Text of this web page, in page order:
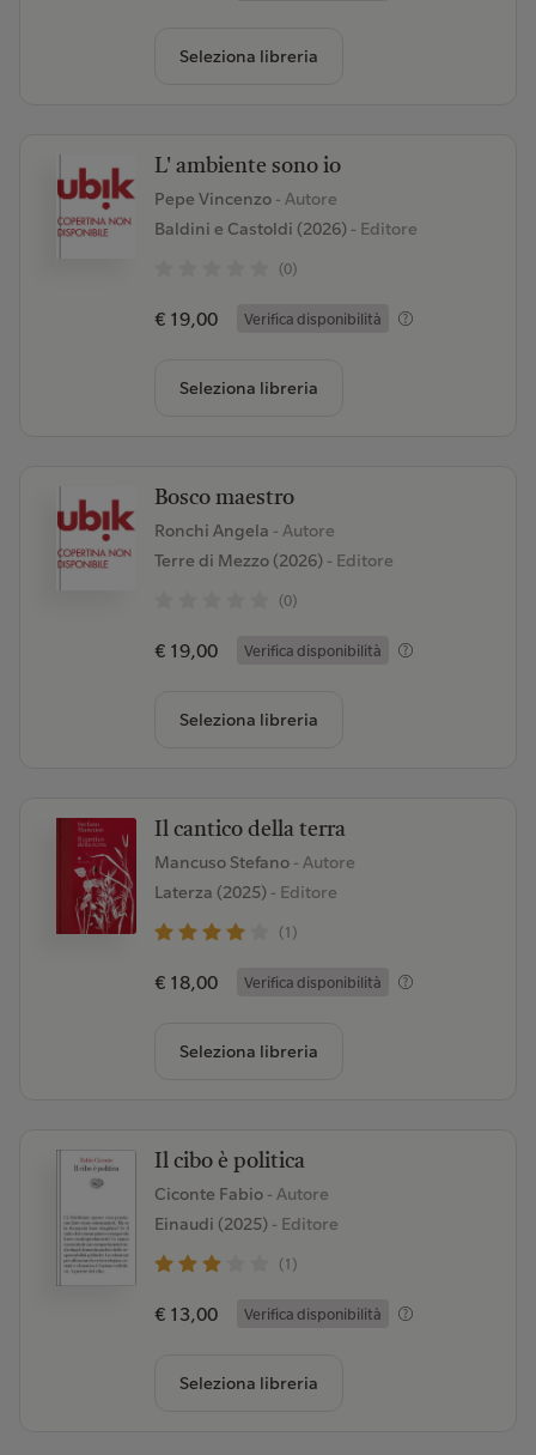
Seleziona libreria
L' ambiente sono io
Pepe Vincenzo - Autore
Baldini e Castoldi (2026)- Editore
(0)
€ 19,00 Verifica disponibilità
Seleziona libreria
Bosco maestro
Ronchi Angela - Autore
Terre di Mezzo (2026)- Editore
(0)
€ 19,00 Verifica disponibilità
Seleziona libreria
Il cantico della terra
Mancuso Stefano - Autore
Laterza (2025)- Editore
(1)
€ 18,00 Verifica disponibilità
Seleziona libreria
Il cibo è politica
Ciconte Fabio - Autore
Einaudi (2025)- Editore
(1)
€ 13,00 Verifica disponibilità
Seleziona libreria